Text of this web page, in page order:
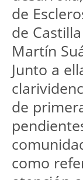
de
de
Martín
Junto a
de
como